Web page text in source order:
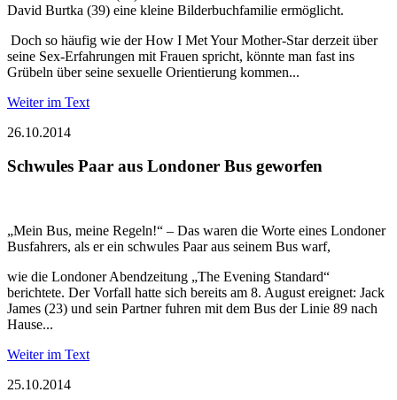
David Burtka (39) eine kleine Bilderbuchfamilie ermöglicht.
Doch so häufig wie der How I Met Your Mother-Star derzeit über
seine Sex-Erfahrungen mit Frauen spricht, könnte man fast ins
Grübeln über seine sexuelle Orientierung kommen...
Weiter im Text
26.10.2014
Schwules Paar aus Londoner Bus geworfen
„Mein Bus, meine Regeln!“ – Das waren die Worte eines Londoner
Busfahrers, als er ein schwules Paar aus seinem Bus warf,
wie die Londoner Abendzeitung „The Evening Standard“
berichtete. Der Vorfall hatte sich bereits am 8. August ereignet: Jack
James (23) und sein Partner fuhren mit dem Bus der Linie 89 nach
Hause...
Weiter im Text
25.10.2014